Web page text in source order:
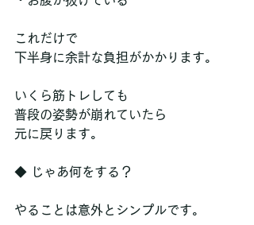
これだけで
下半身に余計な負担がかかります。
いくら筋トレしても
普段の姿勢が崩れていたら
元に戻ります。
◆ じゃあ何をする？
やることは意外とシンプルです。